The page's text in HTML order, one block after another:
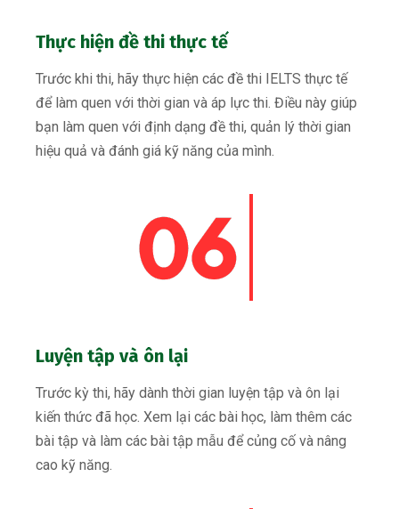
Thực hiện đề thi thực tế
Trước khi thi, hãy thực hiện các đề thi IELTS thực tế
để làm quen với thời gian và áp lực thi. Điều này giúp
bạn làm quen với định dạng đề thi, quản lý thời gian
hiệu quả và đánh giá kỹ năng của mình.
Luyện tập và ôn lại
Trước kỳ thi, hãy dành thời gian luyện tập và ôn lại
kiến ​​thức đã học. Xem lại các bài học, làm thêm các
bài tập và làm các bài tập mẫu để củng cố và nâng
cao kỹ năng.